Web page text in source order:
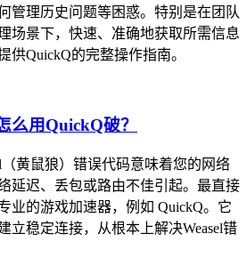
管理历史问题等困惑。特别是在团队
场景下，快速、准确地获取所需信息
供QuickQ的完整操作指南。
么用QuickQ破？
（黄鼠狼）错误代码意味着您的网络
延迟、丢包或路由不佳引起。最直接
业的游戏加速器，例如 QuickQ。它
立稳定连接，从根本上解决Weasel错